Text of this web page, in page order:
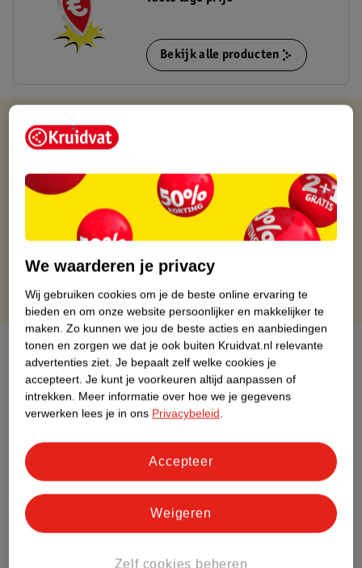
Bekijk alle producten
Kruidvat is altijd voordelig
Op werkdagen voor 22:00 uur besteld, volgende dag in huis
Gratis thuisbezorgd vanaf 50.00
Gratis retourneren binnen 30 dagen
Gratis punten met je Kruidvat kaart
Over dit product
Productinformatie
Nature Impact Score
Dit product heeft (nog) geen Nature
Impact Score.
We waarderen je privacy
Wij gebruiken cookies om je de beste online ervaring te
bieden en om onze website persoonlijker en makkelijker te
maken. Zo kunnen we jou de beste acties en aanbiedingen
tonen en zorgen we dat je ook buiten Kruidvat.nl relevante
advertenties ziet. Je bepaalt zelf welke cookies je
accepteert. Je kunt je voorkeuren altijd aanpassen of
intrekken. Meer informatie over hoe we je gegevens
verwerken lees je in ons Privacybeleid.
Zelf cookies beheren
Weigeren
Accepteer